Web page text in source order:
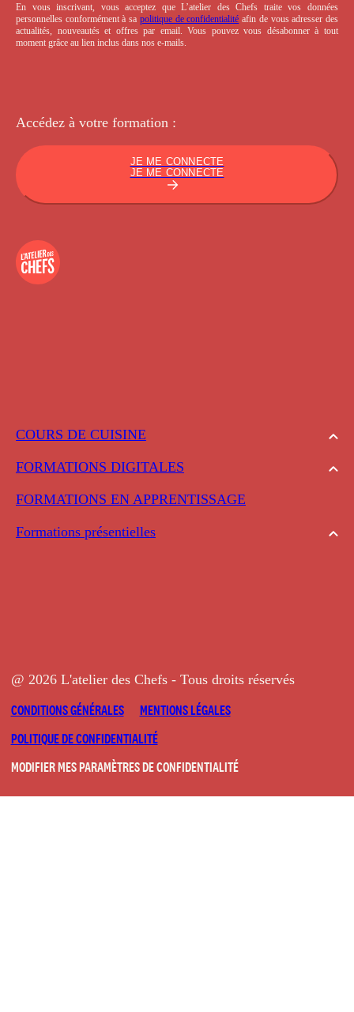
COURS DE CUISINE
FORMATIONS DIGITALES
FORMATIONS EN APPRENTISSAGE
Formations présentielles
En vous inscrivant, vous acceptez que L’atelier des Chefs traite vos données
personnelles conformément à sa politique de confidentialité afin de vous adresser des
actualités, nouveautés et offres par email. Vous pouvez vous désabonner à tout
moment grâce au lien inclus dans nos e-mails.
Accédez à votre formation :
JE ME CONNECTE
JE ME CONNECTE
@ 2026 L'atelier des Chefs - Tous droits réservés
CONDITIONS GÉNÉRALES
MENTIONS LÉGALES
POLITIQUE DE CONFIDENTIALITÉ
MODIFIER MES PARAMÈTRES DE CONFIDENTIALITÉ